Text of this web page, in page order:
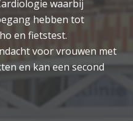
waarbij
hebben tot
en fietstest.
voor vrouwen met
en kan een second